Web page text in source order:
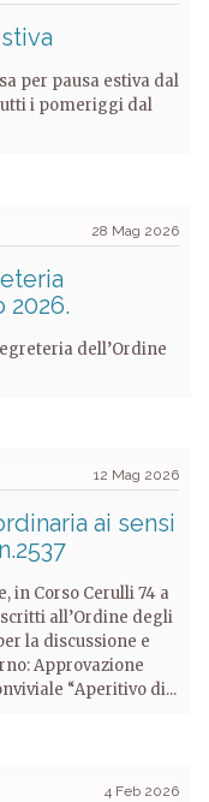
per pausa estiva dal
i pomeriggi dal
28 Mag 2026
2026.
dell’Ordine
12 Mag 2026
ai sensi
in Corso Cerulli 74 a
all’Ordine degli
la discussione e
Approvazione
“Aperitivo di...
4 Feb 2026